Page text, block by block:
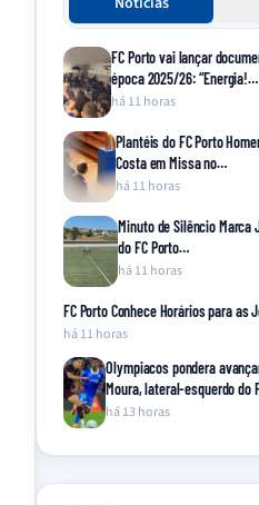
FC Porto vai lançar
época 2025/26: “Energia!…
há 11 horas
Plantéis do FC Porto
Costa em Missa no…
há 11 horas
Minuto de Silêncio Marca
do FC Porto…
há 11 horas
FC Porto Conhece Horários para as
há 11 horas
Olympiacos pondera
Moura, lateral-esquerdo do
há 13 horas